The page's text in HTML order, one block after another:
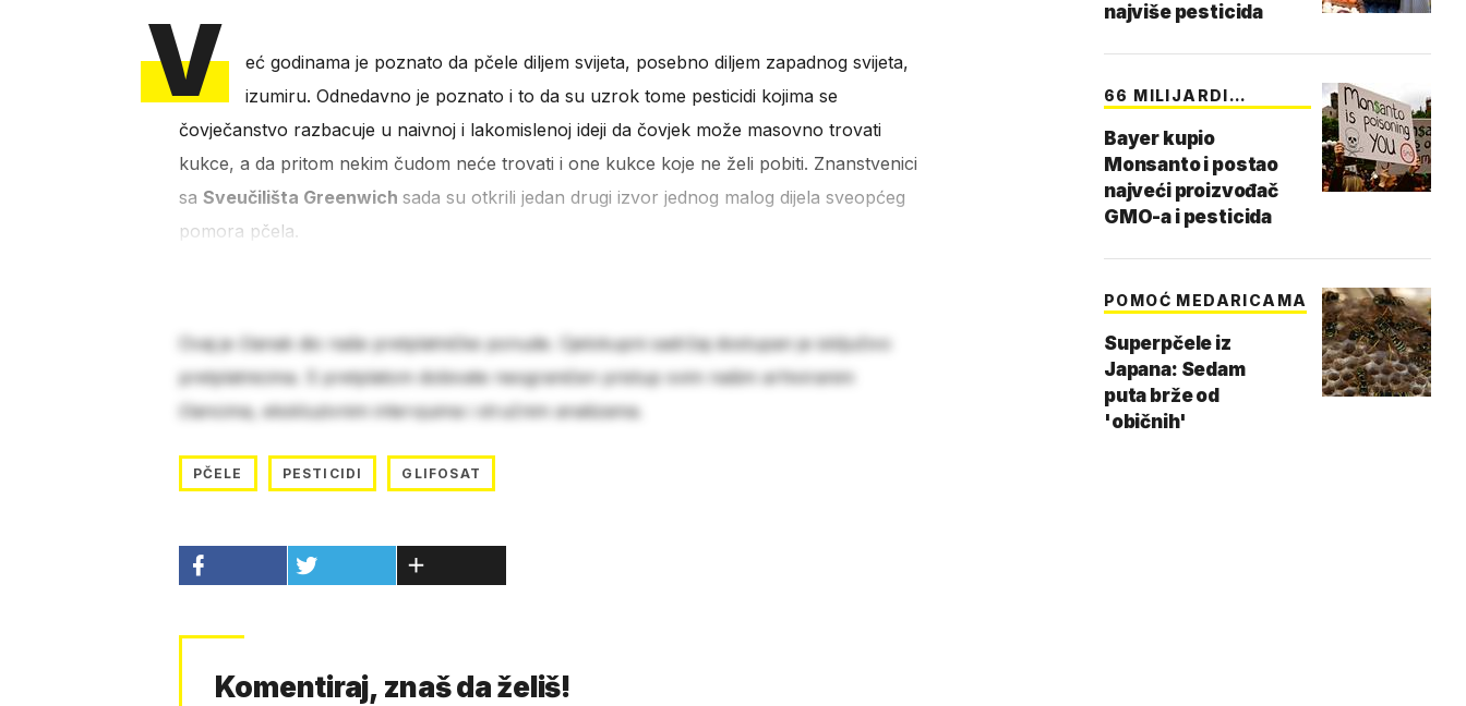
V
eć godinama je poznato da pčele diljem svijeta, posebno diljem zapadnog svijeta,
izumiru. Odnedavno je poznato i to da su uzrok tome pesticidi kojima se
čovječanstvo razbacuje u naivnoj i lakomislenoj ideji da čovjek može masovno trovati
kukce, a da pritom nekim čudom neće trovati i one kukce koje ne želi pobiti. Znanstvenici
sa Sveučilišta Greenwich sada su otkrili jedan drugi izvor jednog malog dijela sveopćeg
pomora pčela.
Ovaj je članak dio naše pretplatničke ponude. Cjelokupni sadržaj dostupan je isključivo
pretplatnicima. S pretplatom dobivate neograničen pristup svim našim arhiviranim
člancima, ekskluzivnim intervjuima i stručnim analizama.
PČELE PESTICIDI GLIFOSAT
Komentiraj, znaš da želiš!
najviše pesticida
66 MILIJARDI
Bayer kupio
Monsanto i postao
najveći proizvođač
GMO-a i pesticida
POMOĆ MEDARICAMA
Superpčele iz
Japana: Sedam
puta brže od
'običnih'